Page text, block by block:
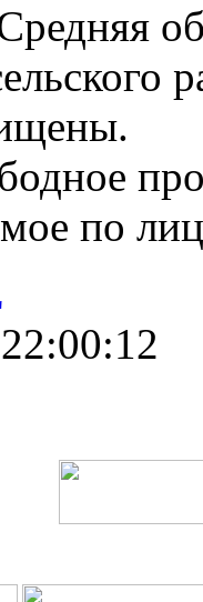
по
22:00:12